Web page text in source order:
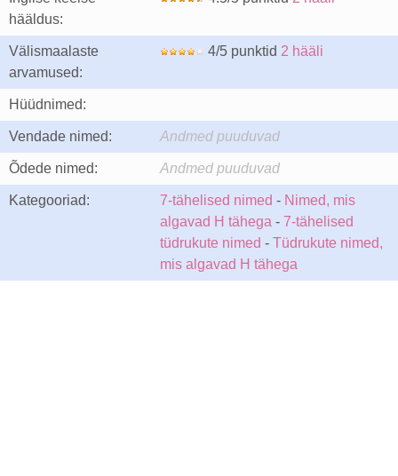
hääldus:
Välismaalaste
arvamused:
4/5 punktid 2 hääli
Hüüdnimed:
Vendade nimed: Andmed puuduvad
Õdede nimed: Andmed puuduvad
Kategooriad: 7-tähelised nimed - Nimed, mis
algavad H tähega - 7-tähelised
tüdrukute nimed - Tüdrukute nimed,
mis algavad H tähega